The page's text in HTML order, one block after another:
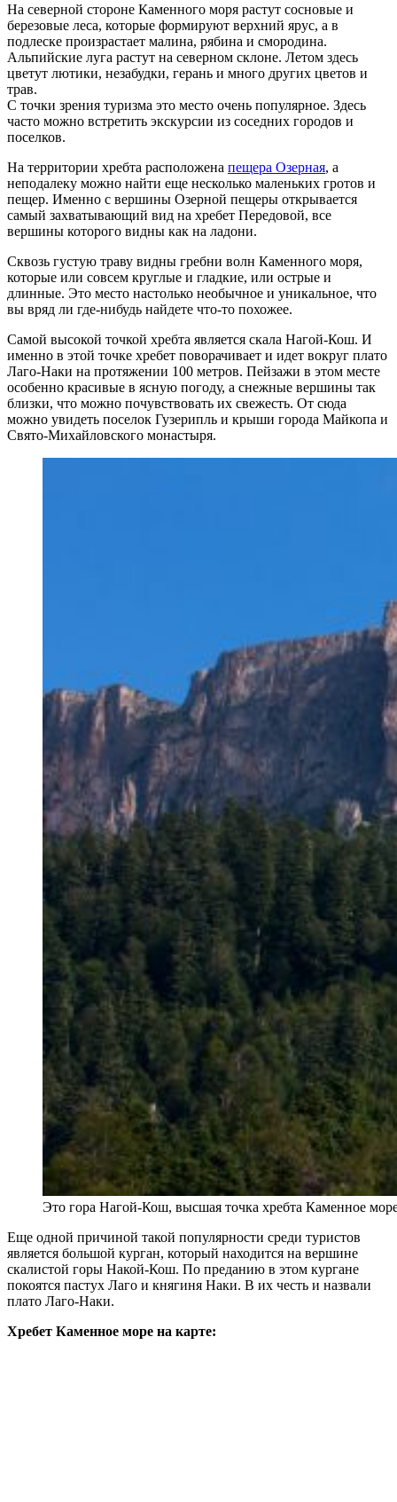
На северной стороне Каменного моря растут сосновые и
березовые леса, которые формируют верхний ярус, а в
подлеске произрастает малина, рябина и смородина.
Альпийские луга растут на северном склоне. Летом здесь
цветут лютики, незабудки, герань и много других цветов и
трав.
С точки зрения туризма это место очень популярное. Здесь
часто можно встретить экскурсии из соседних городов и
поселков.
На территории хребта расположена пещера Озерная, а
неподалеку можно найти еще несколько маленьких гротов и
пещер. Именно с вершины Озерной пещеры открывается
самый захватывающий вид на хребет Передовой, все
вершины которого видны как на ладони.
Сквозь густую траву видны гребни волн Каменного моря,
которые или совсем круглые и гладкие, или острые и
длинные. Это место настолько необычное и уникальное, что
вы вряд ли где-нибудь найдете что-то похожее.
Самой высокой точкой хребта является скала Нагой-Кош. И
именно в этой точке хребет поворачивает и идет вокруг плато
Лаго-Наки на протяжении 100 метров. Пейзажи в этом месте
особенно красивые в ясную погоду, а снежные вершины так
близки, что можно почувствовать их свежесть. От сюда
можно увидеть поселок Гузерипль и крыши города Майкопа и
Свято-Михайловского монастыря.
Это гора Нагой-Кош, высшая точка хребта Каменное
Еще одной причиной такой популярности среди туристов
является большой курган, который находится на вершине
скалистой горы Накой-Кош. По преданию в этом кургане
покоятся пастух Лаго и княгиня Наки. В их честь и назвали
плато Лаго-Наки.
Хребет Каменное море на карте: